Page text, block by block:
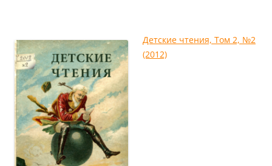
Детские чтения, Том 2, №2
(2012)